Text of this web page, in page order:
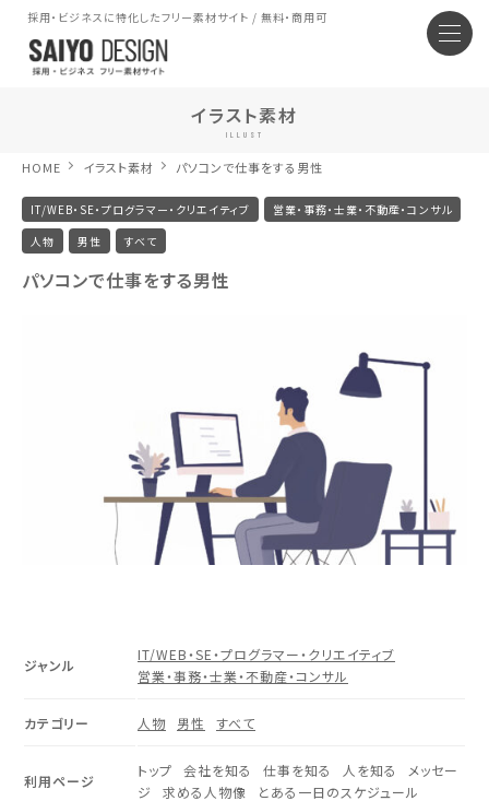
採用・ビジネスに特化したフリー素材サイト / 無料・商用可
イラスト素材
ILLUST
HOME イラスト素材 パソコンで仕事をする男性
IT/WEB・SE・プログラマー・クリエイティブ
営業・事務・士業・不動産・コンサル
人物
男性 すべて
パソコンで仕事をする男性
ジャンル
IT/WEB・SE・プログラマー・クリエイティブ
営業・事務・士業・不動産・コンサル
カテゴリー 人物 男性 すべて
利用ページ
トップ 会社を知る 仕事を知る 人を知る
メッセー
ジ
求める人物像 とある一日のスケジュール